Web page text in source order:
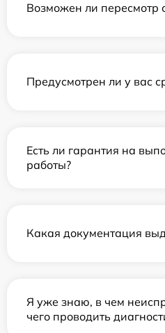
Возможен ли пересмотр
Предусмотрен ли у вас
Есть ли гарантия на
работы?
Какая документация
Я уже знаю, в чем
чего проводить